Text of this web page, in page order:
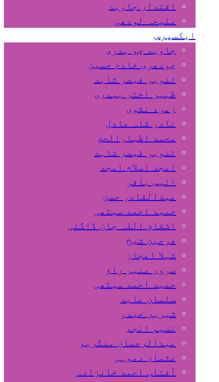
اقتدار جاوید
ملیحہ لودھی
ایکسپرس
جاوید چو ہدری
چودھری خادم حسین
تنویر قیصر شاہد
ظہیر اختر بیدری
زمرد نقوی
نادر شاہ عادل
محمد اظہارالحق
تنویر قیصر شاہد
امجد اسلام امجد
انیس باقر
عبدالقادر حسن
حمید احمد سیٹھی
اشفاق اللہ جان ڈاگئی
فرحین شیخ
شہلا اعجاز
سرور منیر راؤ
حمید احمد سیٹھی
سلمان عابد
شیریں حیدر
نسیم انجم
عبدالرحمان منگریو
عثمان دموہی
آفتاب احمد خانزادہ